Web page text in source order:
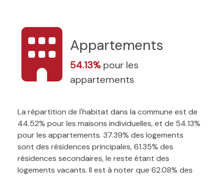
Appartements
54.13% pour les
appartements
La répartition de l'habitat dans la commune est de
44.52% pour les maisons individuelles, et de 54.13%
pour les appartements. 37.39% des logements
sont des résidences principales, 61.35% des
résidences secondaires, le reste étant des
logements vacants. Il est à noter que 62.08% des